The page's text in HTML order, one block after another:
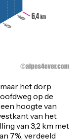
het dorp
op de
hoogte van
van het
van 3,2 km met
7%, verdeeld